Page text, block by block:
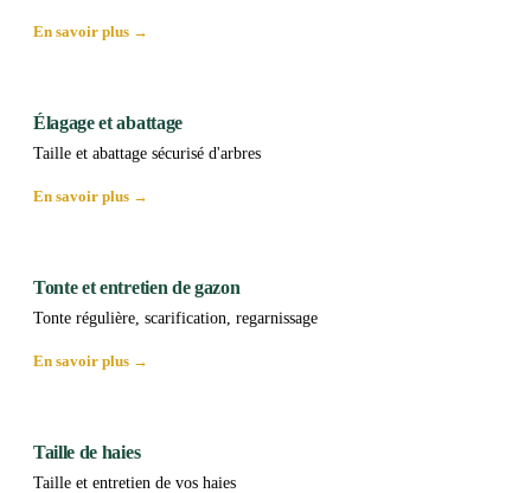
En savoir plus →
Élagage et abattage
Taille et abattage sécurisé d'arbres
En savoir plus →
Tonte et entretien de gazon
Tonte régulière, scarification, regarnissage
En savoir plus →
Taille de haies
Taille et entretien de vos haies